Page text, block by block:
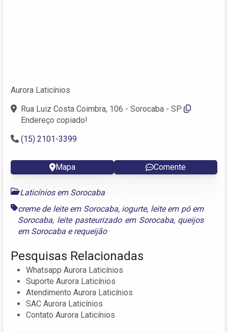
Aurora Laticínios
Rua Luiz Costa Coimbra, 106 - Sorocaba - SP
Endereço copiado!
(15) 2101-3399
Mapa Comente
Laticínios em Sorocaba
creme de leite em Sorocaba, iogurte, leite em pó em
Sorocaba, leite pasteurizado em Sorocaba, queijos
em Sorocaba erequeijão
Pesquisas Relacionadas
Whatsapp Aurora Laticínios
Suporte Aurora Laticínios
Atendimento Aurora Laticínios
SAC Aurora Laticínios
Contato Aurora Laticínios